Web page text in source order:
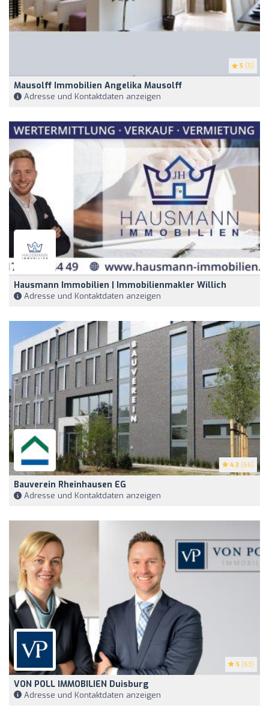
5 (5)
Mausolff Immobilien Angelika Mausolff
Adresse und Kontaktdaten anzeigen
Hausmann Immobilien | Immobilienmakler Willich
Adresse und Kontaktdaten anzeigen
4.3 (66)
Bauverein Rheinhausen EG
Adresse und Kontaktdaten anzeigen
5 (63)
VON POLL IMMOBILIEN Duisburg
Adresse und Kontaktdaten anzeigen